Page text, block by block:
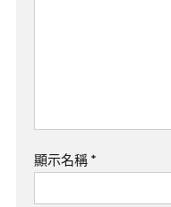
顯示名稱 *